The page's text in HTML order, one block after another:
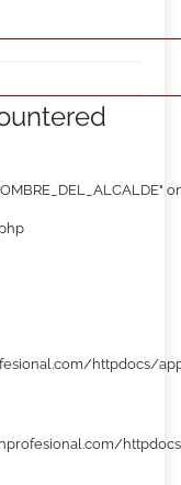
httpdocs/